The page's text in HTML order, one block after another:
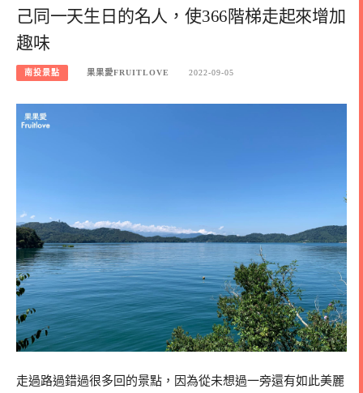
己同一天生日的名人，使366階梯走起來增加
趣味
南投景點 果果愛FRUITLOVE 2022-09-05
走過路過錯過很多回的景點，因為從未想過一旁還有如此美麗